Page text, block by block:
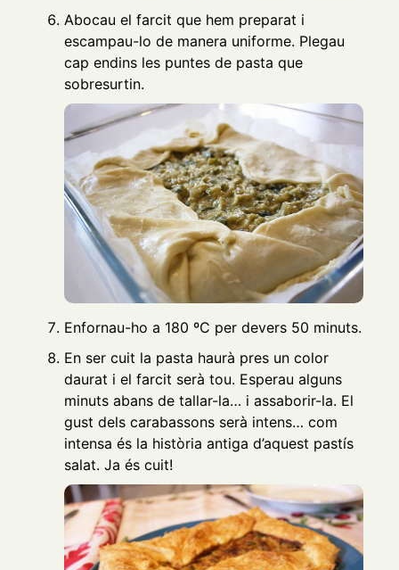
Abocau el farcit que hem preparat i
escampau-lo de manera uniforme. Plegau
cap endins les puntes de pasta que
sobresurtin.
Enfornau-ho a 180 ºC per devers 50 minuts.
En ser cuit la pasta haurà pres un color
daurat i el farcit serà tou. Esperau alguns
minuts abans de tallar-la… i assaborir-la. El
gust dels carabassons serà intens… com
intensa és la història antiga d’aquest pastís
salat. Ja és cuit!